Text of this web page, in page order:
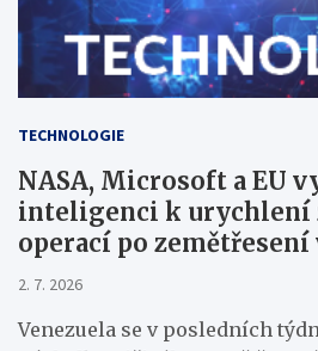
TECHNOLOGIE
NASA, Microsoft a EU
inteligenci k urychlení
operací po zemětřesení
2. 7. 2026
Venezuela se v posledních